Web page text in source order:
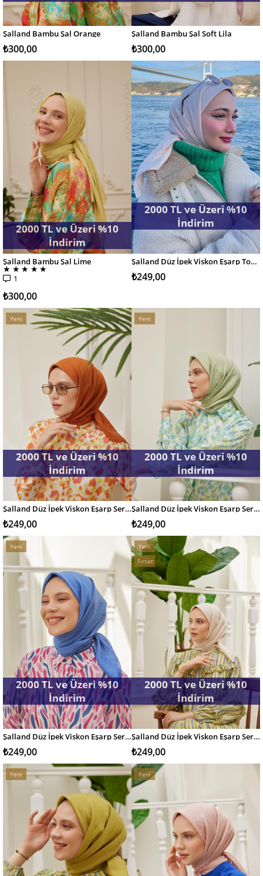
SEPETE EKLE
Şalland Bambu Şal Orange
₺300,00
SEPETE EKLE
Şalland Bambu Şal Soft Lila
₺300,00
SEPETE EKLE
Şalland Bambu Şal Lime
★ ★ ★ ★ ★
1
2000 TL ve Üzeri %10
İndirim
₺300,00
SEPETE EKLE Şalland Düz İpek Viskon Eşarp Toz Pembe
2000 TL ve Üzeri %10
İndirim
₺249,00
SEPETE EKLE
Yeni
Şalland Düz İpek Viskon Eşarp Serisi Tarçın
2000 TL ve Üzeri %10
İndirim
₺249,00
SEPETE EKLE
Yeni
Şalland Düz İpek Viskon Eşarp Serisi Su Yeşili
2000 TL ve Üzeri %10
İndirim
₺249,00
SEPETE EKLE
Yeni
Şalland Düz İpek Viskon Eşarp Serisi İndigo
2000 TL ve Üzeri %10
İndirim
₺249,00
SEPETE EKLE
Yeni
Ürün
Fırsat
Ürünü
Şalland Düz İpek Viskon Eşarp Serisi Natural Bej
2000 TL ve Üzeri %10
İndirim
₺249,00
Yeni
Yeni
Ürün